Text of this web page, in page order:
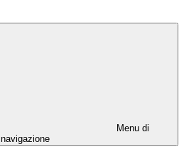
Menu di
navigazione